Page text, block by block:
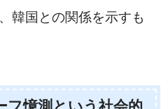
韓国との関係を示すも